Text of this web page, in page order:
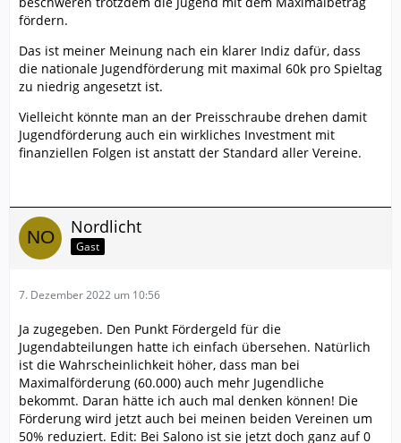
fördern.
Das ist meiner Meinung nach ein klarer Indiz dafür, dass
die nationale Jugendförderung mit maximal 60k pro Spieltag
zu niedrig angesetzt ist.
Vielleicht könnte man an der Preisschraube drehen damit
Jugendförderung auch ein wirkliches Investment mit
finanziellen Folgen ist anstatt der Standard aller Vereine.
Nordlicht
Gast
7. Dezember 2022 um 10:56
Ja zugegeben. Den Punkt Fördergeld für die
Jugendabteilungen hatte ich einfach übersehen. Natürlich
ist die Wahrscheinlichkeit höher, dass man bei
Maximalförderung (60.000) auch mehr Jugendliche
bekommt. Daran hätte ich auch mal denken können! Die
Förderung wird jetzt auch bei meinen beiden Vereinen um
50% reduziert. Edit: Bei Salono ist sie jetzt doch ganz auf 0